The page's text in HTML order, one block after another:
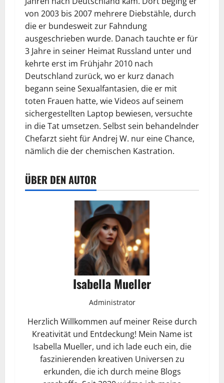
von 2003 bis 2007 mehrere Diebstähle, durch
die er bundesweit zur Fahndung
ausgeschrieben wurde. Danach tauchte er für
3 Jahre in seiner Heimat Russland unter und
kehrte erst im Frühjahr 2010 nach
Deutschland zurück, wo er kurz danach
begann seine Sexualfantasien, die er mit
toten Frauen hatte, wie Videos auf seinem
sichergestellten Laptop bewiesen, versuchte
in die Tat umsetzen. Selbst sein behandelnder
Chefarzt sieht für Andrej W. nur eine Chance,
nämlich die der chemischen Kastration.
ÜBER DEN AUTOR
Isabella Mueller
Administrator
Herzlich Willkommen auf meiner Reise durch
Kreativität und Entdeckung! Mein Name ist
Isabella Mueller, und ich lade euch ein, die
faszinierenden kreativen Universen zu
erkunden, die ich durch meine Blogs